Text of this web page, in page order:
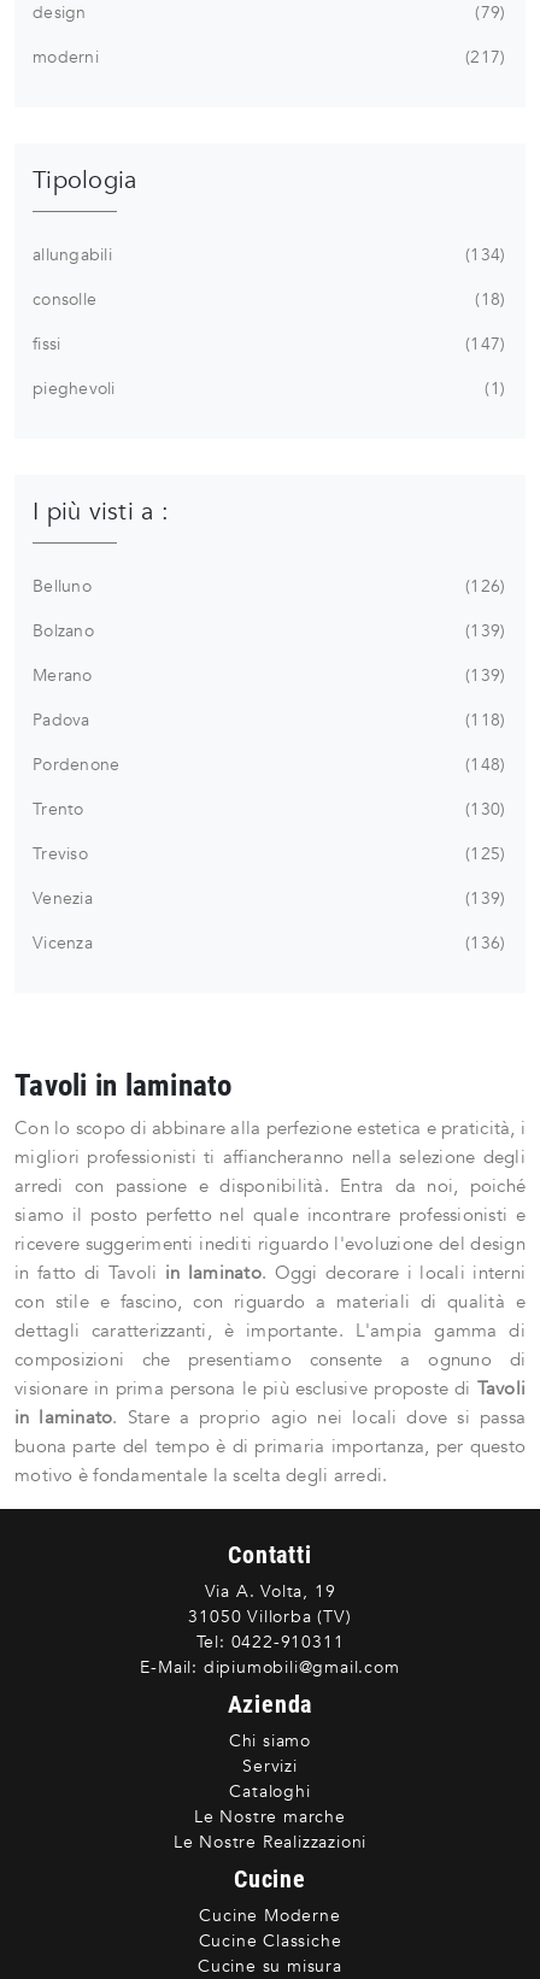
design
79
moderni
217
Tipologia
allungabili
134
consolle
18
fissi
147
pieghevoli
1
I più visti a :
Belluno
126
Bolzano
139
Merano
139
Padova
118
Pordenone
148
Trento
130
Treviso
125
Venezia
139
Vicenza
136
Tavoli in laminato
Con lo scopo di abbinare alla perfezione estetica e praticità, i
migliori professionisti ti affiancheranno nella selezione degli
arredi con passione e disponibilità. Entra da noi, poiché
siamo il posto perfetto nel quale incontrare professionisti e
ricevere suggerimenti inediti riguardo l'evoluzione del design
in fatto di Tavoli in laminato. Oggi decorare i locali interni
con stile e fascino, con riguardo a materiali di qualità e
dettagli caratterizzanti, è importante. L'ampia gamma di
composizioni che presentiamo consente a ognuno di
visionare in prima persona le più esclusive proposte di Tavoli
in laminato. Stare a proprio agio nei locali dove si passa
buona parte del tempo è di primaria importanza, per questo
motivo è fondamentale la scelta degli arredi.
Contatti
Via A. Volta, 19
31050 Villorba (TV)
Tel: 0422-910311
E-Mail: dipiumobili@gmail.com
Azienda
Chi siamo
Servizi
Cataloghi
Le Nostre marche
Le Nostre Realizzazioni
Cucine
Cucine Moderne
Cucine Classiche
Cucine su misura